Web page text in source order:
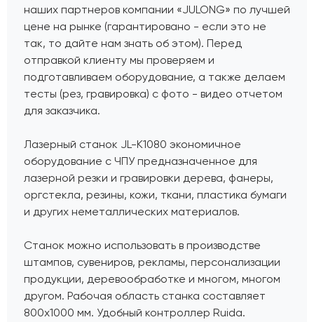
наших партнеров компании «JULONG» по лучшей
цене на рынке (гарантировано - если это не
так, то дайте нам знать об этом). Перед
отправкой клиенту мы проверяем и
подготавливаем оборудование, а также делаем
тесты (рез, гравировка) с фото - видео отчетом
для заказчика.
Лазерный станок JL-K1080 экономичное
оборудование с ЧПУ предназначенное для
лазерной резки и гравировки дерева, фанеры,
оргстекла, резины, кожи, ткани, пластика бумаги
и других неметаллических материалов.
Станок можно использовать в производстве
штампов, сувениров, рекламы, персонализации
продукции, деревообработке и многом, многом
другом. Рабочая область станка составляет
800х1000 мм. Удобный контроллер Ruida.